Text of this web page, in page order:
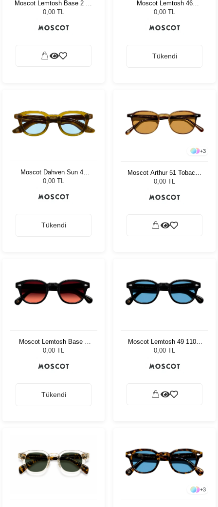
Moscot Lemtosh Base 2 49
Black Ny Rose
0,00 TL
Moscot Lemtosh 46
Tortoise Cabernet
0,00 TL
Tükendi
Moscot Dahven Sun 47
Olive Brown Bel Air
0,00 TL
Tükendi
+3
Moscot Arthur 51 Tobacco
Cr-39 Green
0,00 TL
Moscot Lemtosh Base 2
Sun 46 Black Cabernet
0,00 TL
Tükendi
Moscot Lemtosh 49 110 Ii
Blue Celebrity Blue
0,00 TL
+3